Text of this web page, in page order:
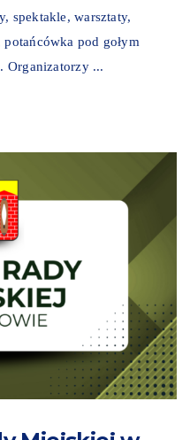
spektakle, warsztaty,
pod gołym
Organizatorzy ...